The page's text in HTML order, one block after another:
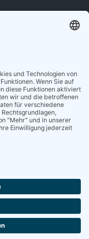
regelmäßig in Ihrem
über Neues aus